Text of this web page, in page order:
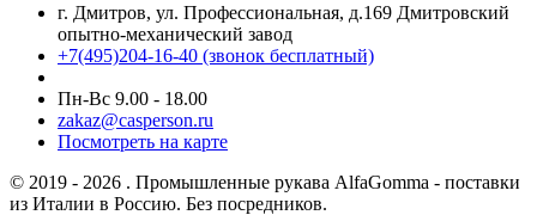
г. Дмитров, ул. Профессиональная, д.169 Дмитровский
опытно-механический завод
+7(495)204-16-40 (звонок бесплатный)
Пн-Вс 9.00 - 18.00
zakaz@casperson.ru
Посмотреть на карте
© 2019 - 2026 . Промышленные рукава AlfaGomma - поставки
из Италии в Россию. Без посредников.